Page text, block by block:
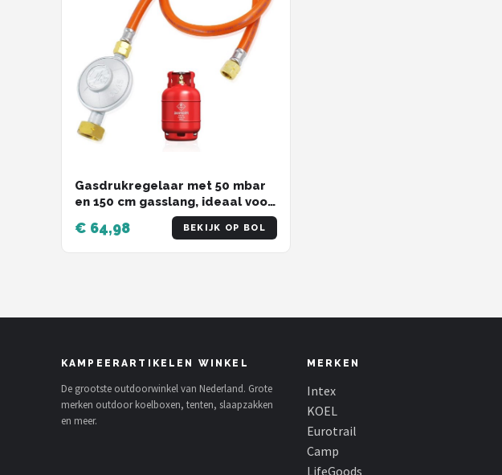
Gasdrukregelaar met 50 mbar
en 150 cm gasslang, ideaal voor
kamperen, BBQ en picknicks,
inclusief 1/4 inch
schroefaansluitingen
€ 64,98 BEKIJK OP BOL
KAMPEERARTIKELEN WINKEL
De grootste outdoorwinkel van Nederland. Grote
merken outdoor koelboxen, tenten, slaapzakken
en meer.
MERKEN
Intex
KOEL
Eurotrail
Camp
LifeGoods